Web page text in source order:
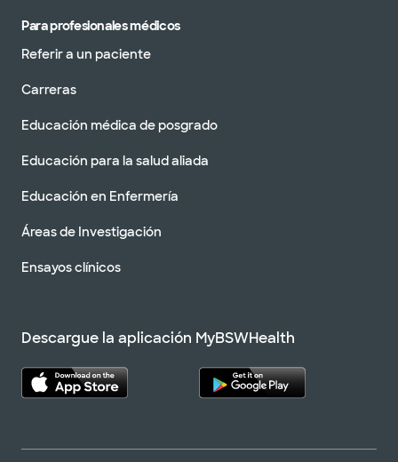
Para profesionales médicos
Referir a un paciente
Carreras
Educación médica de posgrado
Educación para la salud aliada
Educación en Enfermería
Áreas de Investigación
Ensayos clínicos
Descargue la aplicación MyBSWHealth